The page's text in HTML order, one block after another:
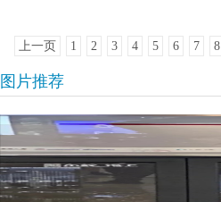
上一页 1 2 3 4 5 6 7 8
图片推荐